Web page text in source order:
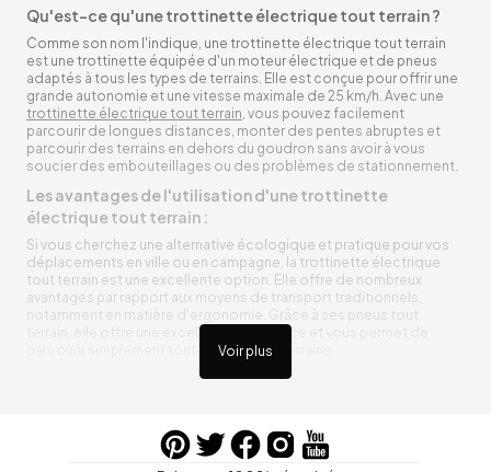
Voir plus
Qu'est-ce qu'une trottinette électrique tout terrain ?
Comme son nom l'indique, une trottinette électrique tout terrain
est une trottinette équipée d'un moteur électrique et de pneus
adaptés à tous les types de terrains. Elle est conçue pour offrir une
grande autonomie et une vitesse maximale de 25 km/h. Avec une
trottinette électrique tout terrain, vous pouvez facilement
parcourir de longues distances, monter des pentes abruptes et
parcourir des terrains en dehors du goudron sans avoir à vous
soucier des embouteillages ou des problèmes de stationnement.
Les avantages de l'utilisation d'une trottinette
électrique tout terrain :
Si vous cherchez une alternative écologique et pratique pour vos
déplacements en ville ou en campagne, la trottinette électrique
tout terrain est une excellente option. Elle offre de nombreux
avantages par rapport aux moyens de transport traditionnels,
notamment en matière d'ergonomie. Grâce à ses pneus tout
terrain, elle offre une excellente adhérence et vous permet de
parcourir simplement toutes sortes de terrains.
Trottinette électrique tout terrain ergonomique
entre vos trajets, vous n’aurez pas à vous soucier de l’état de sa
batterie. De plus, elle est équipée de pneus résistants qui peuvent